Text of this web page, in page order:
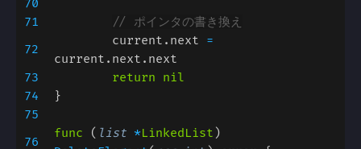
70
71
72
	current.next
73
74
75
76
func ( list *LinkedList